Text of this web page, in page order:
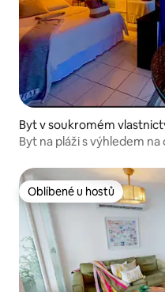
Byt v soukromém
o
Byt na pláži s výhledem
Oblíbené u hostů
Oblíbené u hostů